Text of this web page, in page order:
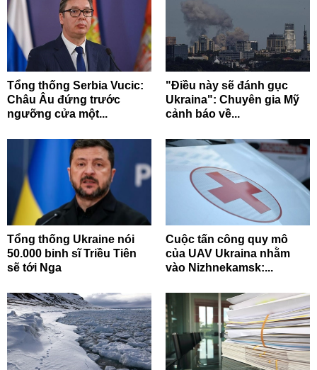
Tổng thống Serbia Vucic:
Châu Âu đứng trước
ngưỡng cửa một...
"Điều này sẽ đánh gục
Ukraina": Chuyên gia Mỹ
cảnh báo về...
Tổng thống Ukraine nói
50.000 binh sĩ Triều Tiên
sẽ tới Nga
Cuộc tấn công quy mô
của UAV Ukraina nhằm
vào Nizhnekamsk:...